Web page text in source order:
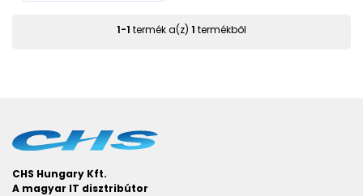
1-1 termék a(z) 1 termékből
CHS Hungary Kft.
A magyar IT disztribútor